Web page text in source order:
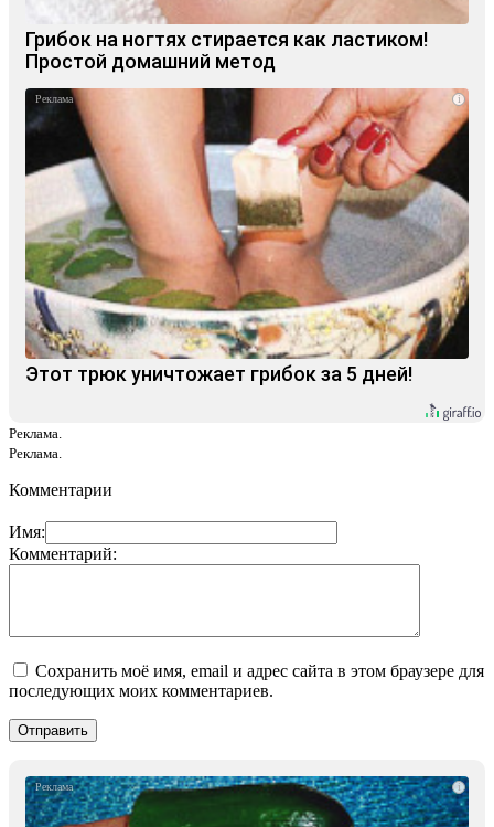
Грибок на ногтях стирается как ластиком!
Простой домашний метод
i
Этот трюк уничтожает грибок за 5 дней!
Реклама.
Реклама.
Комментарии
Имя:
Комментарий:
Сохранить моё имя, email и адрес сайта в этом браузере для
последующих моих комментариев.
i